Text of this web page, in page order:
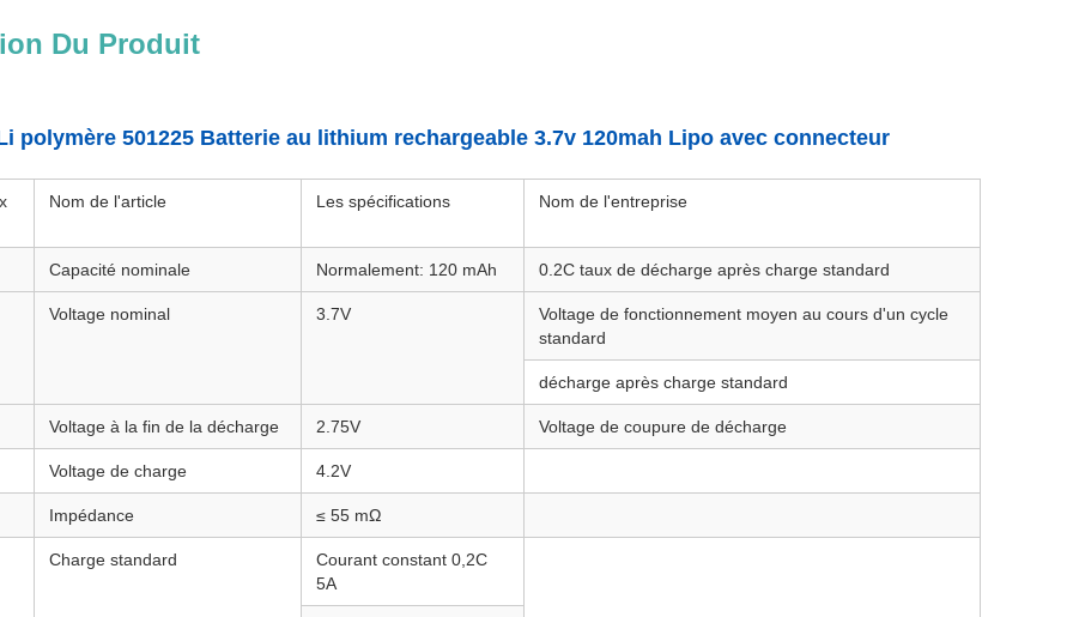
Du Produit
polymère 501225 Batterie au lithium rechargeable 3.7v 120mah Lipo avec connecteur
Nom de l'article Les spécifications Nom de l'entreprise
Capacité nominale Normalement: 120 mAh 0.2C taux de décharge après charge standard
Voltage nominal 3.7V
Voltage de fonctionnement moyen au cours d'un cycle
standard
décharge après charge standard
Voltage à la fin de la décharge 2.75V Voltage de coupure de décharge
Voltage de charge 4.2V
Impédance ≤ 55 mΩ
Charge standard
Courant constant 0,2C
5A